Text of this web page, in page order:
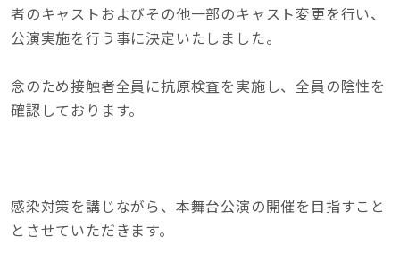
者のキャストおよびその他一部のキャスト変更を行い、
公演実施を行う事に決定いたしました。
念のため接触者全員に抗原検査を実施し、全員の陰性を
確認しております。
感染対策を講じながら、本舞台公演の開催を目指すこと
とさせていただきます。